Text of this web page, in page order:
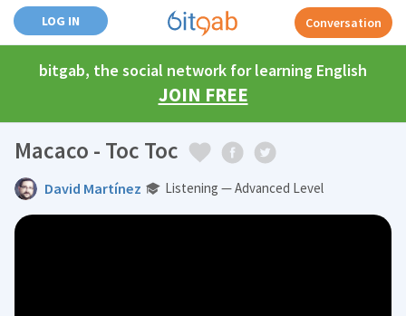
LOG IN Conversation
bitgab, the social network for learning English
JOIN FREE
Macaco - Toc Toc
David Martínez Listening — Advanced Level